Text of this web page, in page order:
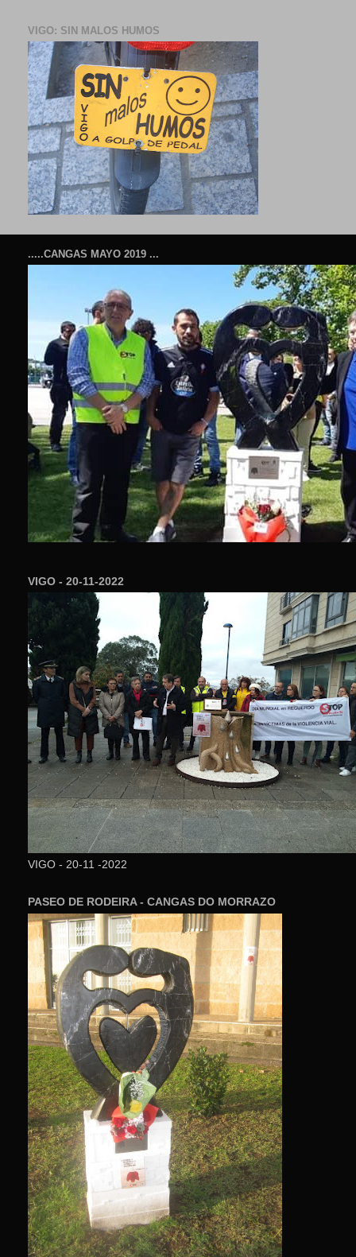
VIGO: SIN MALOS HUMOS
.....CANGAS MAYO 2019 ...
VIGO - 20-11-2022
VIGO - 20-11 -2022
PASEO DE RODEIRA - CANGAS DO MORRAZO